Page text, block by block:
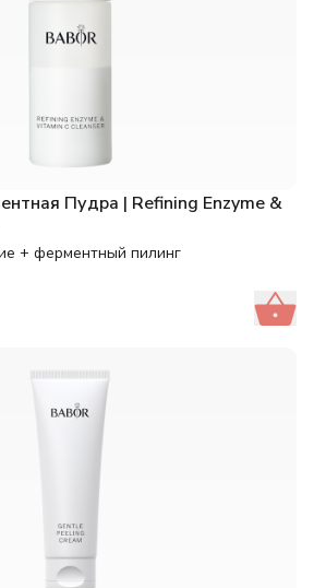
Пудра | Refining Enzyme &
+ ферментный пилинг